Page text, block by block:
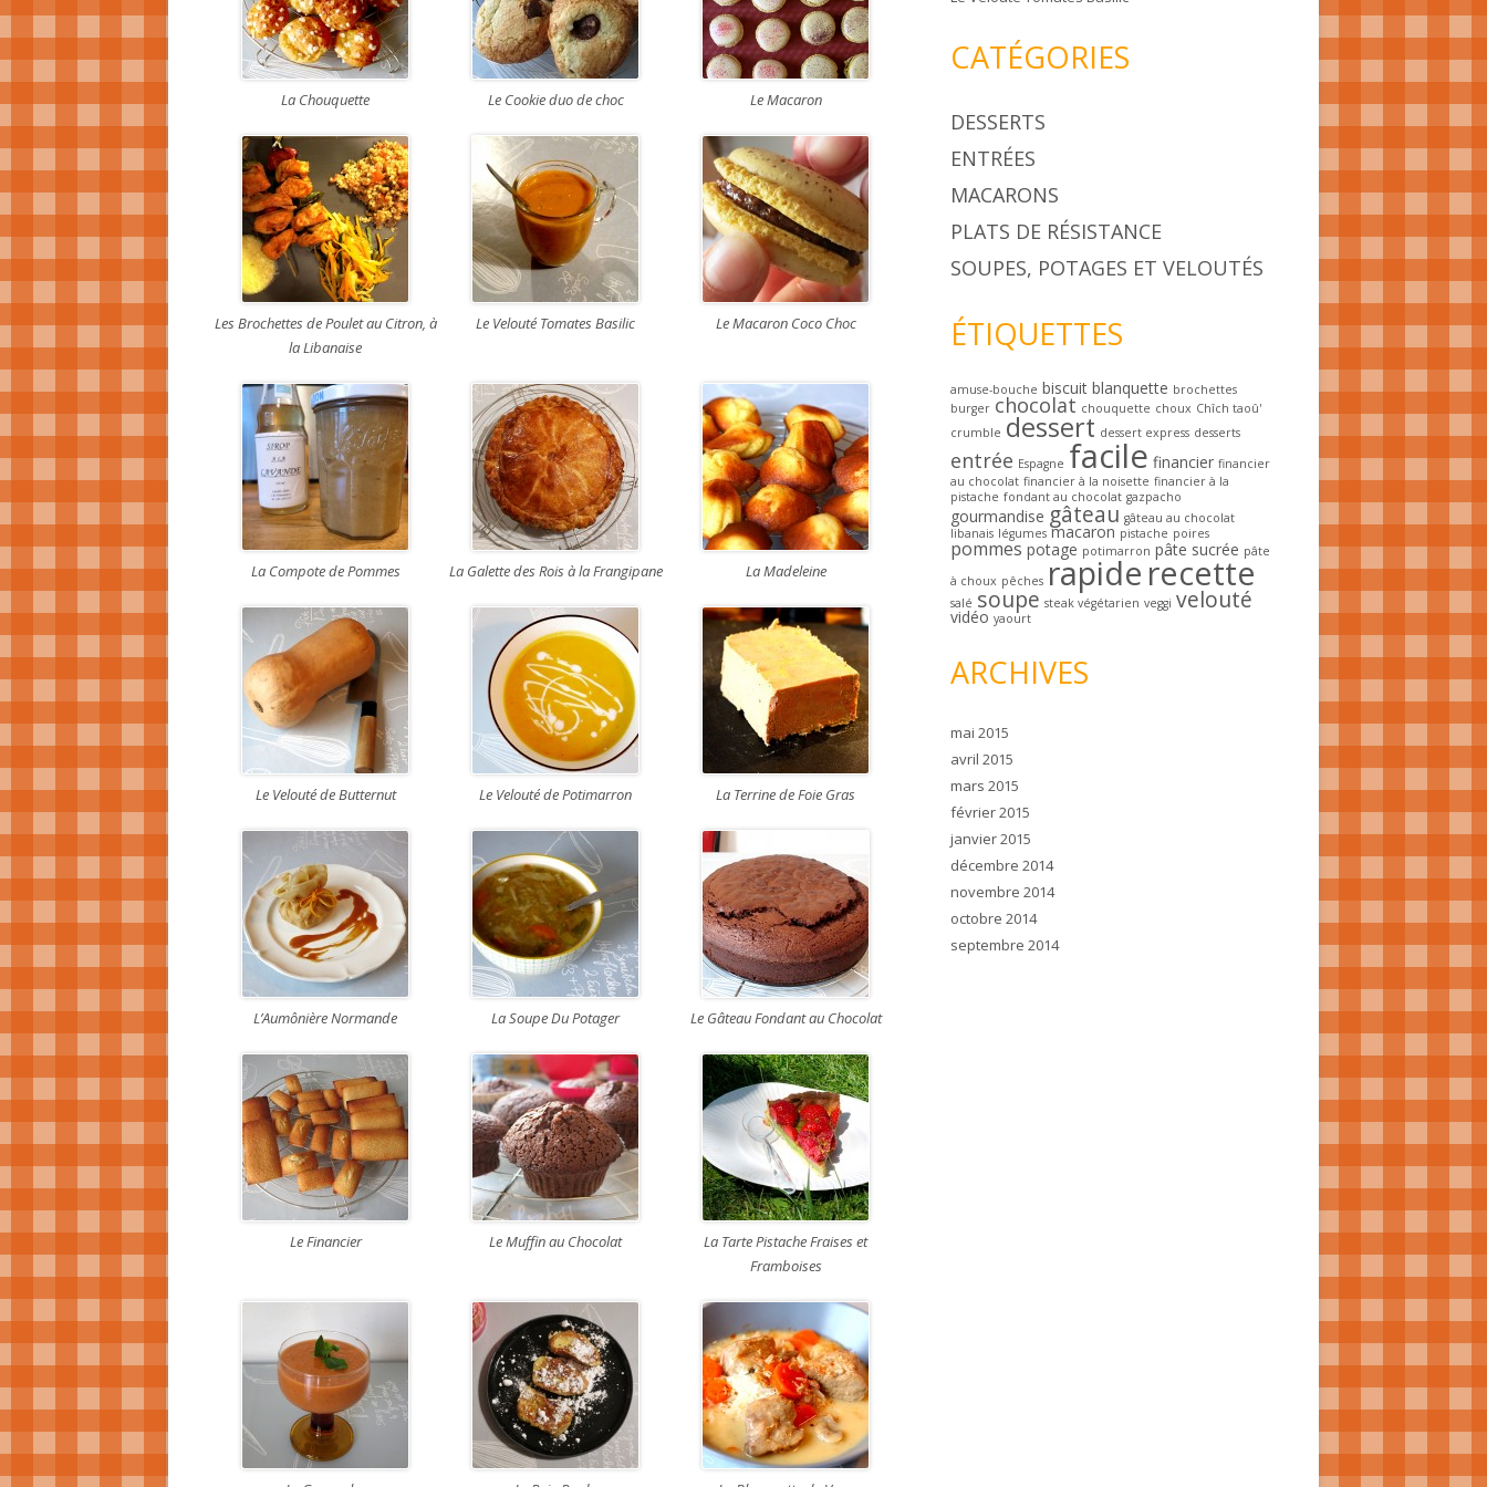
La Chouquette Le Cookie duo de choc Le Macaron
Les Brochettes de Poulet au Citron, à
la Libanaise
Le Velouté Tomates Basilic Le Macaron Coco Choc
La Compote de Pommes La Galette des Rois à la Frangipane La Madeleine
Le Velouté de Butternut Le Velouté de Potimarron La Terrine de Foie Gras
L’Aumônière Normande La Soupe Du Potager Le Gâteau Fondant au Chocolat
Le Financier Le Muffin au Chocolat
La Tarte Pistache Fraises et
Framboises
CATÉGORIES
DESSERTS
ENTRÉES
MACARONS
PLATS DE RÉSISTANCE
SOUPES, POTAGES ET VELOUTÉS
ÉTIQUETTES
amuse-bouche biscuit blanquette brochettes
burger chocolat chouquette choux Chîch taoû'
crumble dessert dessert express desserts
entrée Espagne facile financier financier
au chocolat financier à la noisette financier à la
pistache fondant au chocolat gazpacho
gourmandise gâteau gâteau au chocolat
libanais légumes macaron pistache poires
pommes potage potimarron pâte sucrée pâte
à choux pêches rapide recette
salé soupe steak végétarien veggi velouté
vidéo yaourt
ARCHIVES
mai 2015
avril 2015
mars 2015
février 2015
janvier 2015
décembre 2014
novembre 2014
octobre 2014
septembre 2014